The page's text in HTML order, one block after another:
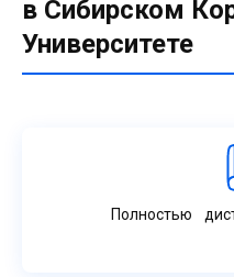
в Сибирском
Университете
Полностью